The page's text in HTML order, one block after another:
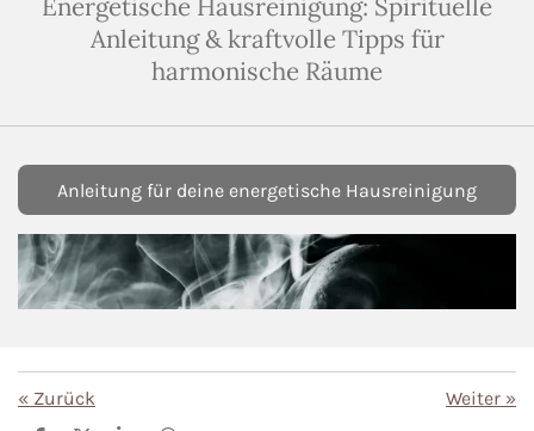
Energetische Hausreinigung: Spirituelle
Anleitung & kraftvolle Tipps für
harmonische Räume
Anleitung für deine energetische Hausreinigung
« Zurück Weiter »